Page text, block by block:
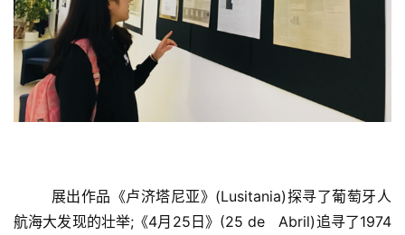
航海大发现的壮举;《4月25日》(25 de   Abril)追寻了1974